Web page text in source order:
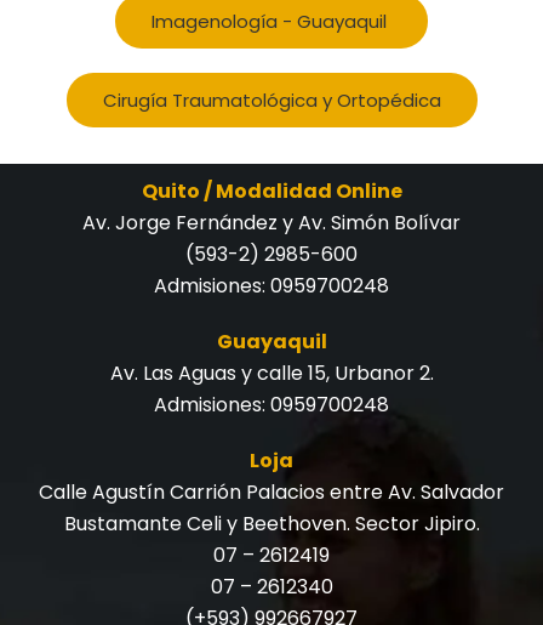
Imagenología - Guayaquil
Cirugía Traumatológica y Ortopédica
Quito / Modalidad Online
Av. Jorge Fernández y Av. Simón Bolívar
(593-2) 2985-600
Admisiones: 0959700248
Guayaquil
Av. Las Aguas y calle 15, Urbanor 2.
Admisiones: 0959700248
Loja
Calle Agustín Carrión Palacios entre Av. Salvador
Bustamante Celi y Beethoven. Sector Jipiro.
07 – 2612419
07 – 2612340
(+593) 992667927